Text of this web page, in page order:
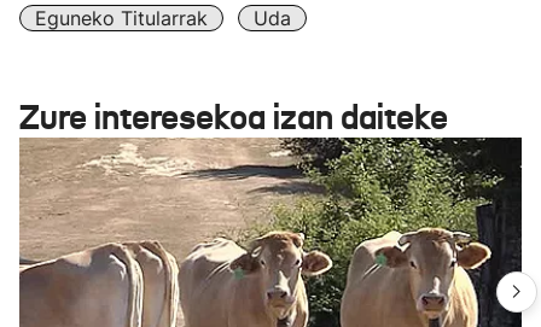
Eguneko Titularrak
Uda
Zure interesekoa izan daiteke